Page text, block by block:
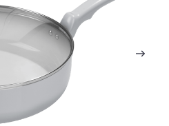
vaporizador pure pop
9º
clipso vermelha
lightmix